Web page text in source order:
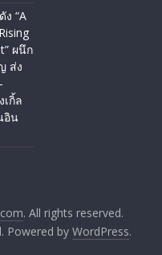
ง “A
ผนึก
ส่ง
เกิ้ล
อิน
. All rights reserved.
Powered by WordPress.